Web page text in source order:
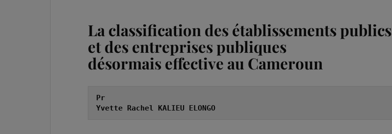
La classification des établissements publics
et des entreprises publiques
désormais effective au Cameroun
Pr
Yvette Rachel KALIEU ELONGO